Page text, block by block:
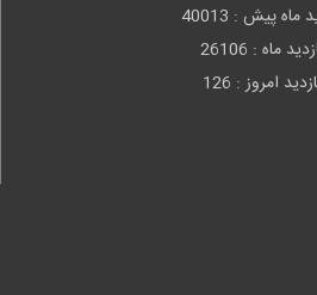
ماه پیش : 40013
ماه : 26106
امروز : 126